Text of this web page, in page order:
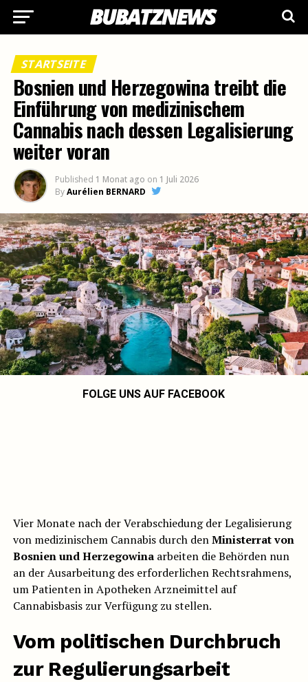
STARTSEITE
Bosnien und Herzegowina treibt die
Einführung von medizinischem
Cannabis nach dessen Legalisierung
weiter voran
Published 1 Monat ago on 1 Juli 2026
ByAurélien BERNARD
FOLGE UNS AUF FACEBOOK
Vier Monate nach der Verabschiedung der Legalisierung
von medizinischem Cannabis durch denMinisterrat von
Bosnien und Herzegowinaarbeiten die Behörden nun
an der Ausarbeitung des erforderlichen Rechtsrahmens,
um Patienten in Apotheken Arzneimittel auf
Cannabisbasis zur Verfügung zu stellen.
Vom politischen Durchbruch
zur Regulierungsarbeit